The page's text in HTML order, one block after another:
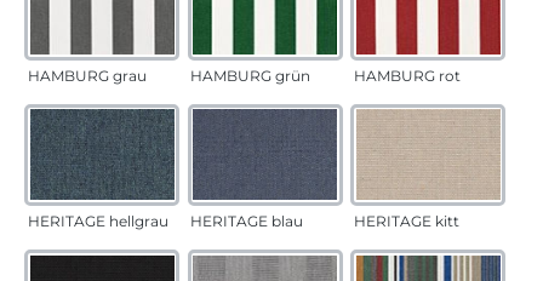
HAMBURG grau HAMBURG grün HAMBURG rot
HERITAGE hellgrau HERITAGE blau HERITAGE kitt